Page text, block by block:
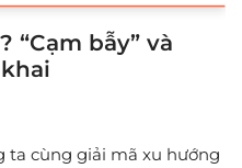
“Cạm bẫy” và
ta cùng giải mã xu hướng